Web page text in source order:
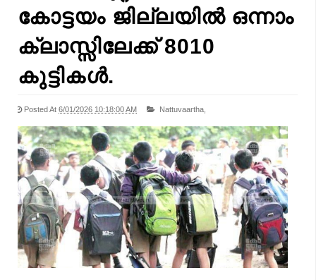
കോട്ടയം ജില്ലയിൽ ഒന്നാം
ക്ലാസ്സിലേക്ക് 8010
കുട്ടികൾ.
Posted At 6/01/2026 10:18:00 AM Nattuvaartha,